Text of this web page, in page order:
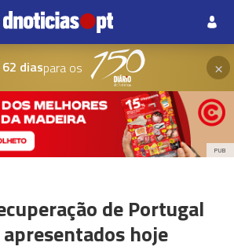
62 diaspara os ×
PUB
de Portugal
apresentados hoje